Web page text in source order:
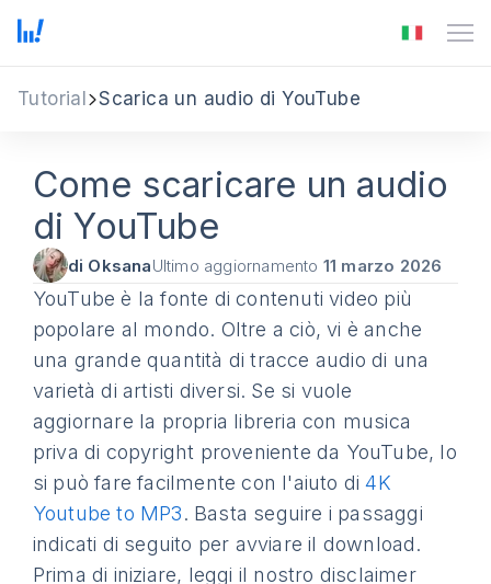
Tutorial Scarica un audio di YouTube
Come scaricare un audio
di YouTube
di OksanaUltimo aggiornamento 11 marzo 2026
YouTube è la fonte di contenuti video più
popolare al mondo. Oltre a ciò, vi è anche
una grande quantità di tracce audio di una
varietà di artisti diversi. Se si vuole
aggiornare la propria libreria con musica
priva di copyright proveniente da YouTube, lo
si può fare facilmente con l'aiuto di4K
Youtube to MP3. Basta seguire i passaggi
indicati di seguito per avviare il download.
Prima di iniziare, leggi il nostro disclaimer